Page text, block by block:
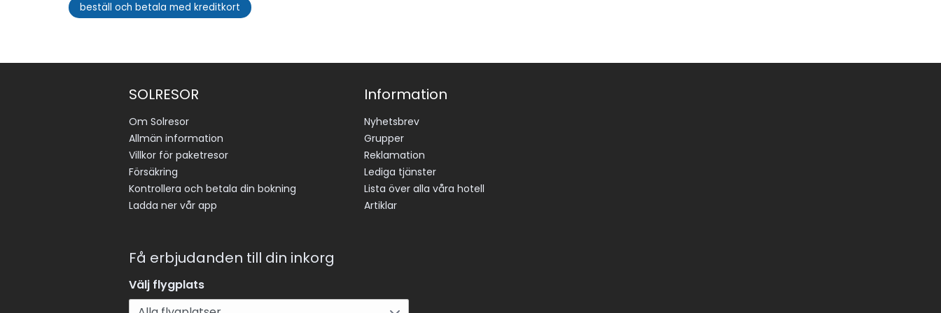
beställ och betala med kreditkort
SOLRESOR
Om Solresor
Allmän information
Villkor för paketresor
Försäkring
Kontrollera och betala din bokning
Ladda ner vår app
Information
Nyhetsbrev
Grupper
Reklamation
Lediga tjänster
Lista över alla våra hotell
Artiklar
Få erbjudanden till din inkorg
Välj flygplats